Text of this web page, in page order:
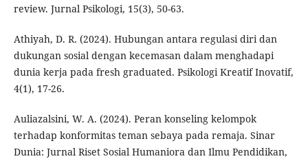
review. Jurnal Psikologi, 15(3), 50-63.
Athiyah, D. R. (2024). Hubungan antara regulasi diri dan
dukungan sosial dengan kecemasan dalam menghadapi
dunia kerja pada fresh graduated. Psikologi Kreatif Inovatif,
4(1), 17-26.
Auliazalsini, W. A. (2024). Peran konseling kelompok
terhadap konformitas teman sebaya pada remaja. Sinar
Dunia: Jurnal Riset Sosial Humaniora dan Ilmu Pendidikan,